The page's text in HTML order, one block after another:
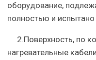
оборудование,
полностью и
2.Поверхность, по
нагревательные